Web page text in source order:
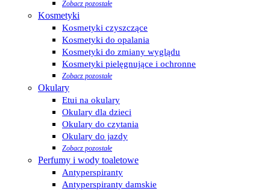
Zobacz pozostałe
Kosmetyki
Kosmetyki czyszczące
Kosmetyki do opalania
Kosmetyki do zmiany wyglądu
Kosmetyki pielęgnujące i ochronne
Zobacz pozostałe
Okulary
Etui na okulary
Okulary dla dzieci
Okulary do czytania
Okulary do jazdy
Zobacz pozostałe
Perfumy i wody toaletowe
Antyperspiranty
Antyperspiranty damskie